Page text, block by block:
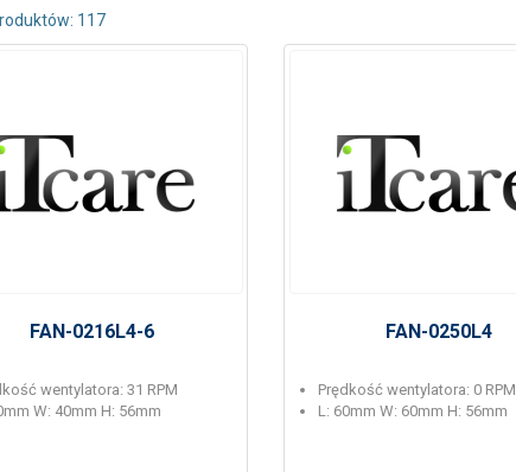
117
FAN-0216L4-6
wentylatora: 31 RPM
W: 40mm H: 56mm
FAN-0250L4
Prędkość wentylatora: 0 RPM
L: 60mm W: 60mm H: 56mm